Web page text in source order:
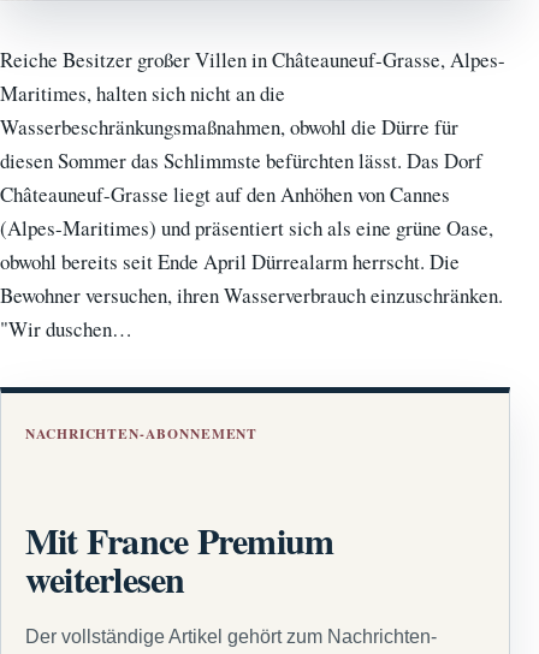
Reiche Besitzer großer Villen in Châteauneuf-Grasse, Alpes-
Maritimes, halten sich nicht an die
Wasserbeschränkungsmaßnahmen, obwohl die Dürre für
diesen Sommer das Schlimmste befürchten lässt. Das Dorf
Châteauneuf-Grasse liegt auf den Anhöhen von Cannes
(Alpes-Maritimes) und präsentiert sich als eine grüne Oase,
obwohl bereits seit Ende April Dürrealarm herrscht. Die
Bewohner versuchen, ihren Wasserverbrauch einzuschränken.
"Wir duschen…
NACHRICHTEN-ABONNEMENT
Mit France Premium
weiterlesen
Der vollständige Artikel gehört zum Nachrichten-